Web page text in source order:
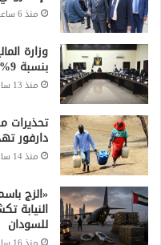
جميع الحقوق محفوظة